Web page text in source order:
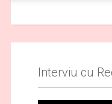
Interviu cu